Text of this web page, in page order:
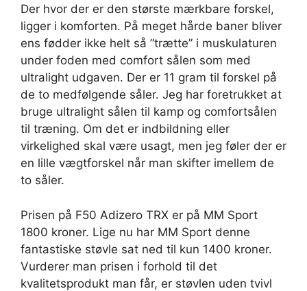
Der hvor der er den største mærkbare forskel,
ligger i komforten. På meget hårde baner bliver
ens fødder ikke helt så ”trætte” i muskulaturen
under foden med comfort sålen som med
ultralight udgaven. Der er 11 gram til forskel på
de to medfølgende såler. Jeg har foretrukket at
bruge ultralight sålen til kamp og comfortsålen
til træning. Om det er indbildning eller
virkelighed skal være usagt, men jeg føler der er
en lille vægtforskel når man skifter imellem de
to såler.
Prisen på F50 Adizero TRX er på MM Sport
1800 kroner. Lige nu har MM Sport denne
fantastiske støvle sat ned til kun 1400 kroner.
Vurderer man prisen i forhold til det
kvalitetsprodukt man får, er støvlen uden tvivl